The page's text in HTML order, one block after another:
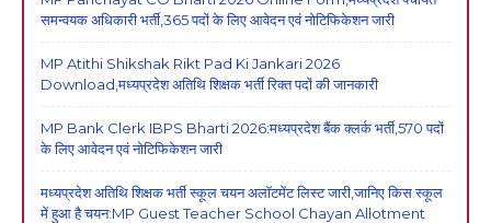
समन्वयक अधिकारी भर्ती,365 पदों के लिए आवेदन एवं नोटिफिकेशन जारी
MP Atithi Shikshak Rikt Pad Ki Jankari 2026
Download,मध्यप्रदेश अतिथि शिक्षक भर्ती रिक्त पदों की जानकारी
MP Bank Clerk IBPS Bharti 2026:मध्यप्रदेश बैंक क्लर्क भर्ती,570 पदों
के लिए आवेदन एवं नोटिफिकेशन जारी
मध्यप्रदेश अतिथि शिक्षक भर्ती स्कूल चयन अलॉटमेंट लिस्ट जारी,जानिए किस स्कूल
में हुआ है चयन:MP Guest Teacher School Chayan Allotment